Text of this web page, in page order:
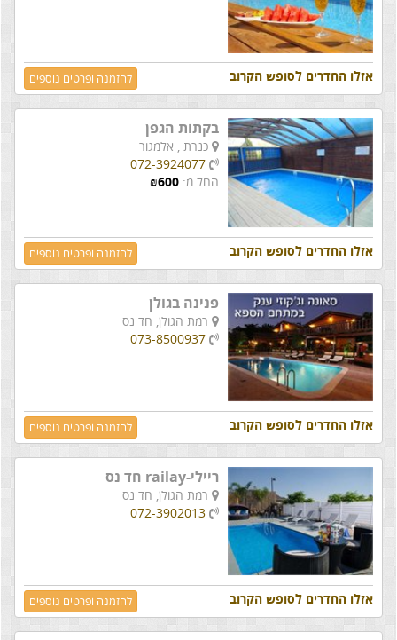
אזלו החדרים לסופש הקרוב להזמנה ופרטים נוספים
בקתות הגפן
כנרת , אלמגור
072-3924077
החל מ:
₪600
אזלו החדרים לסופש הקרוב להזמנה ופרטים נוספים
פנינה בגולן
רמת הגולן, חד נס
073-8500937
אזלו החדרים לסופש הקרוב להזמנה ופרטים נוספים
ריילי-railay חד נס
רמת הגולן, חד נס
072-3902013
אזלו החדרים לסופש הקרוב להזמנה ופרטים נוספים